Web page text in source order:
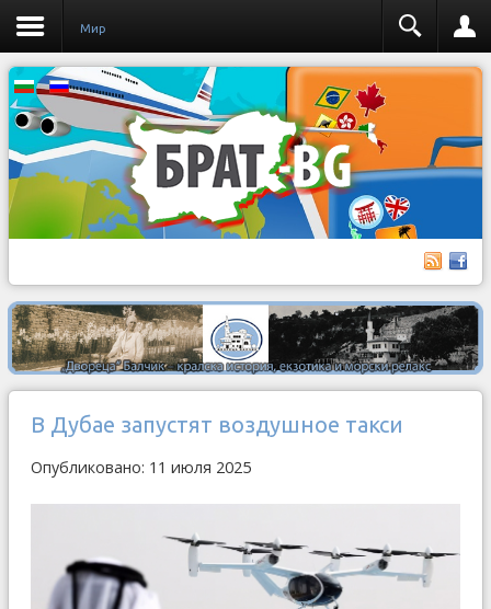
Мир
В Дубае запустят воздушное такси
Опубликовано: 11 июля 2025